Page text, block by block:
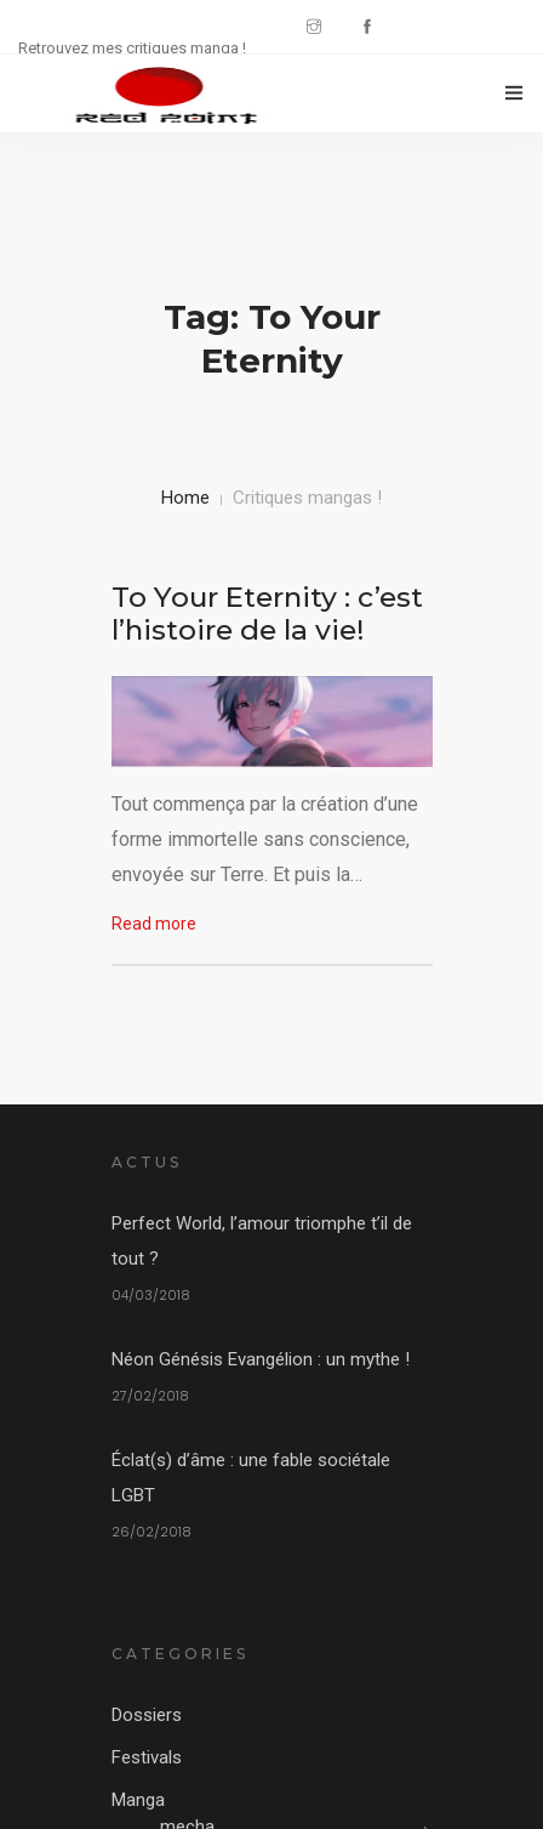
Retrouvez mes critiques manga !
Tag: To Your
Eternity
Home Critiques mangas !
To Your Eternity : c’est
l’histoire de la vie!
Tout commença par la création d’une
forme immortelle sans conscience,
envoyée sur Terre. Et puis la…
Read more
ACTUS
Perfect World, l’amour triomphe t’il de
tout ?
04/03/2018
Néon Génésis Evangélion : un mythe !
27/02/2018
Éclat(s) d’âme : une fable sociétale
LGBT
26/02/2018
CATEGORIES
Dossiers
Festivals
Manga